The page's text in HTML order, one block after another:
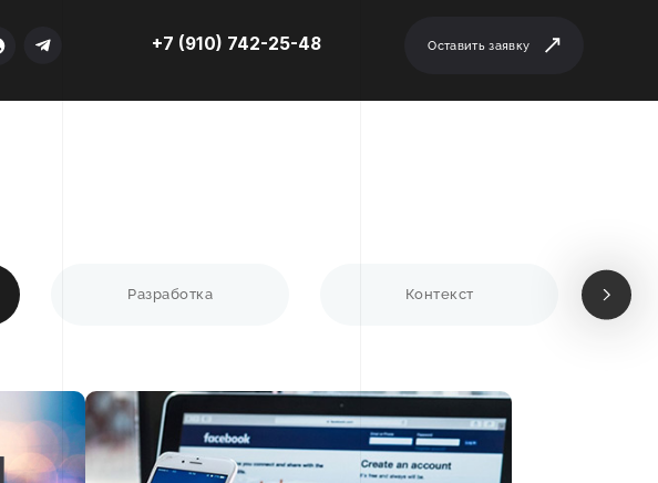
+7 (910) 742-25-48 Оставить заявку
Разработка Контекст